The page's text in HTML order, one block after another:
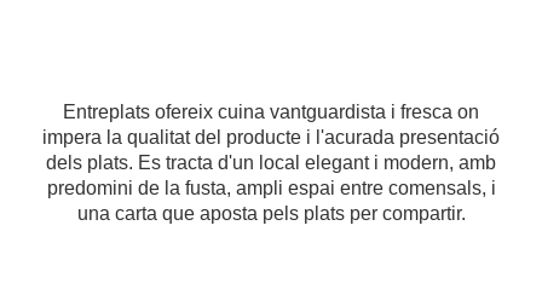
Entreplats ofereix cuina vantguardista i fresca on
impera la qualitat del producte i l'acurada presentació
dels plats. Es tracta d'un local elegant i modern, amb
predomini de la fusta, ampli espai entre comensals, i
una carta que aposta pels plats per compartir.